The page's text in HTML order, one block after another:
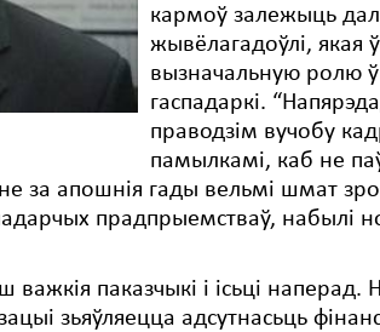
кармоў залежыць
жывёлагадоўлі, якая
вызначальную ролю ў
гаспадаркі.
праводзім вучобу
памылкамі, каб не
за апошнія гады вельмі шмат
прадпрыемстваў, набылі
паказчыкі і ісьці
зьяўляецца адсутнасьць